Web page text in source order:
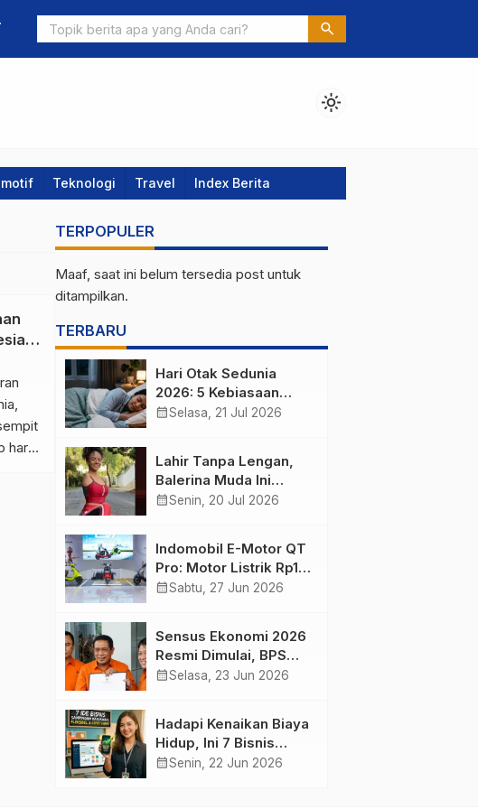
Rahasia Medis Tidur Miring ke Kanan: Cara Alami Detoks Otak dan Jantung
Menurut Sains & Sunnah
search
light_mode
Teknologi Travel Index Berita
hari.
TERPOPULER
Maaf, saat ini belum tersedia post untuk
ditampilkan.
TERBARU
Hari Otak Sedunia
2026: 5 Kebiasaan
Harian yang Menjaga
calendar_monthSelasa, 21 Jul 2026
Lahir Tanpa Lengan,
Balerina Muda Ini
Inspirasi Ratusan Ribu
calendar_monthSenin, 20 Jul 2026
Indomobil E-Motor QT
Pro: Motor Listrik Rp18
Jutaan yang Bikin
calendar_monthSabtu, 27 Jun 2026
Sensus Ekonomi 2026
Resmi Dimulai, BPS
Tambah Tiga Sektor
calendar_monthSelasa, 23 Jun 2026
Hadapi Kenaikan Biaya
Hidup, Ini 7 Bisnis
Sampingan untuk
calendar_monthSenin, 22 Jun 2026